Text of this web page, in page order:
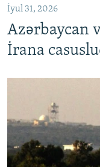
İyul 31, 2026
Azərbaycan
İrana